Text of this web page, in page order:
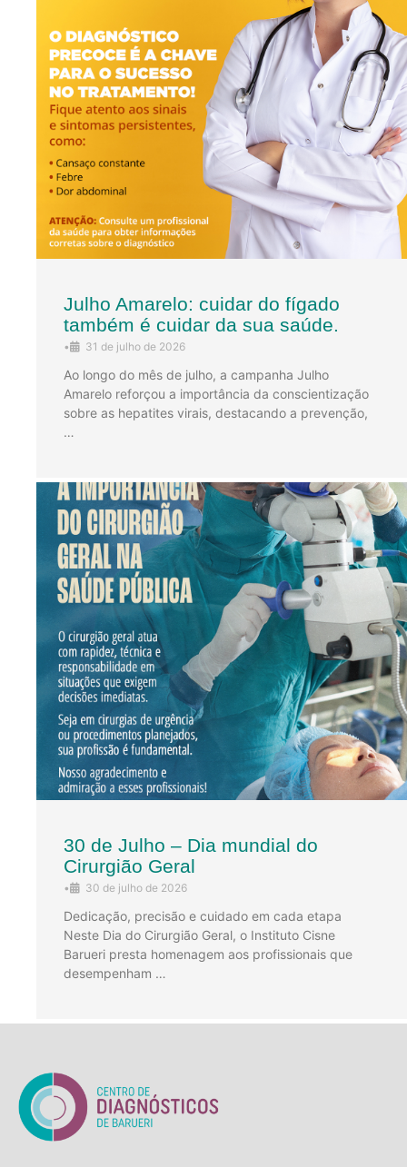
Julho Amarelo: cuidar do fígado
também é cuidar da sua saúde.
• 31 de julho de 2026
Ao longo do mês de julho, a campanha Julho
Amarelo reforçou a importância da conscientização
sobre as hepatites virais, destacando a prevenção,
…
30 de Julho – Dia mundial do
Cirurgião Geral
• 30 de julho de 2026
Dedicação, precisão e cuidado em cada etapa
Neste Dia do Cirurgião Geral, o Instituto Cisne
Barueri presta homenagem aos profissionais que
desempenham …